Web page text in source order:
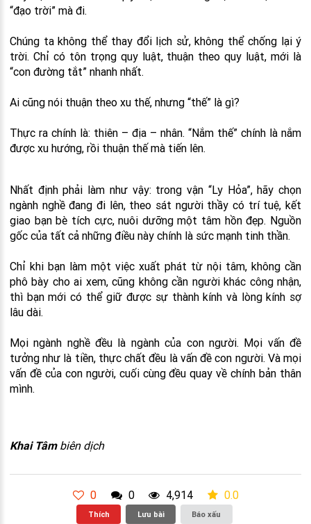
“đạo trời” mà đi.
Chúng ta không thể thay đổi lịch sử, không thể chống lại ý
trời. Chỉ có tôn trọng quy luật, thuận theo quy luật, mới là
“con đường tắt” nhanh nhất.
Ai cũng nói thuận theo xu thế, nhưng “thế” là gì?
Thực ra chính là: thiên – địa – nhân. “Nắm thế” chính là nắm
được xu hướng, rồi thuận thế mà tiến lên.
Nhất định phải làm như vậy: trong vận “Ly Hỏa”, hãy chọn
ngành nghề đang đi lên, theo sát người thầy có trí tuệ, kết
giao bạn bè tích cực, nuôi dưỡng một tâm hồn đẹp. Nguồn
gốc của tất cả những điều này chính là sức mạnh tinh thần.
Chỉ khi bạn làm một việc xuất phát từ nội tâm, không cần
phô bày cho ai xem, cũng không cần người khác công nhận,
thì bạn mới có thể giữ được sự thành kính và lòng kính sợ
lâu dài.
Mọi ngành nghề đều là ngành của con người. Mọi vấn đề
tưởng như là tiền, thực chất đều là vấn đề con người. Và mọi
vấn đề của con người, cuối cùng đều quay về chính bản thân
mình.
Khai Tâm biên dịch
0 0 4,914 0.0
Thích Lưu bài Báo xấu